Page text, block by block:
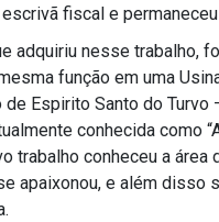
fiscal e permaneceu
adquiriu nesse trabalho,
função em uma
Espirito Santo do Turvo
conhecida como
trabalho conheceu a área
apaixonou, e além disso